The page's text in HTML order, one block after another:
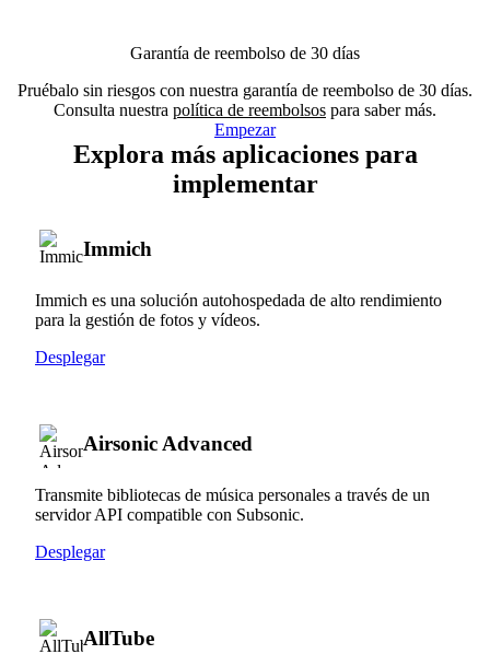
Garantía de reembolso de 30 días
Pruébalo sin riesgos con nuestra garantía de reembolso de 30 días.
Consulta nuestra política de reembolsos para saber más.
Empezar
Explora más aplicaciones para
implementar
Immich
Immich es una solución autohospedada de alto rendimiento
para la gestión de fotos y vídeos.
Desplegar
Airsonic Advanced
Transmite bibliotecas de música personales a través de un
servidor API compatible con Subsonic.
Desplegar
AllTube